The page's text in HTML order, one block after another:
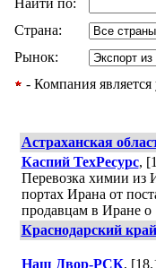
Найти по:
Страна:
Рынок:
- Компания
Астраханская
Каспий ТехРесурс,
Перевозка химии из
портах Ирана от
продавцам в Иране о
Краснодарский край
Наш Двор-РСК,